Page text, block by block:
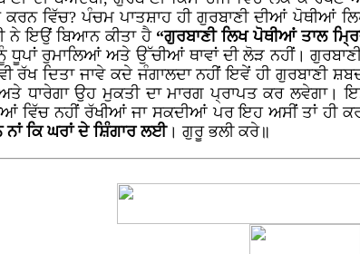
ਕਰਨ ਵਿੱਚ? ਪੰਚਮ ਪਾਤਸ਼ਾਹ ਹੀ ਗੁਰਬਾਣੀ ਦੀਆਂ ਪੋਥੀਆਂ
ਨੇ ਇਉਂ ਬਿਆਨ ਕੀਤਾ ਹੈ “ਗੁਰਬਾਣੀ ਲਿਖ ਪੋਥੀਆਂ ਤਾਲ
ਰੁਮਾਲਿਆਂ ਅਤੇ ਉੱਚੀਆਂ ਥਾਵਾਂ ਦੀ ਲੋੜ ਨਹੀਂ।
ਰੱਖ ਦਿਤਾ ਜਾਵੇ ਕਦੇ ਜੰਗਾਲਦਾ ਨਹੀਂ ਇਵੇਂ ਹੀ ਗੁਰਬਾਣੀ
ਧਾਰੇਗਾ ਉਹ ਮੁਕਤੀ ਦਾ ਮਾਰਗ ਪ੍ਰਾਪਤ ਕਰ ਲਵੇਗਾ।
ਵਿੱਚ ਨਹੀਂ ਰੱਖੀਆਂ ਜਾ ਸਕਦੀਆਂ ਪਰ ਇਹ ਅਸੀਂ ਤਾਂ ਹੀ
ਕਿ ਘਰਾਂ ਦੇ ਸ਼ਿੰਗਾਰ ਲਈ। ਗੁਰੂ ਭਲੀ ਕਰੇ॥